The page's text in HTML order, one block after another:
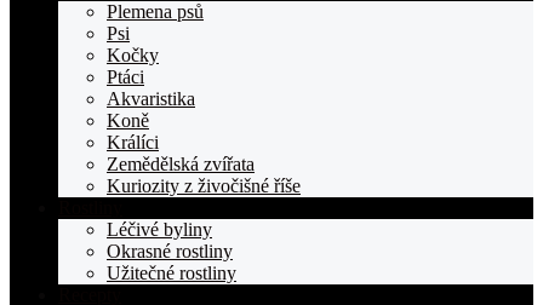
Plemena psů
Psi
Kočky
Ptáci
Akvaristika
Koně
Králíci
Zemědělská zvířata
Kuriozity z živočišné říše
Léčivé byliny
Okrasné rostliny
Užitečné rostliny